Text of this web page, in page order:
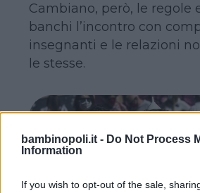
bambinopoli.it - Do Not Process
Information
If you wish to opt-out of the sale,
Cambiano, però, le regole
banchi l’incontro con
insegnanti e le relazioni
le stesse.